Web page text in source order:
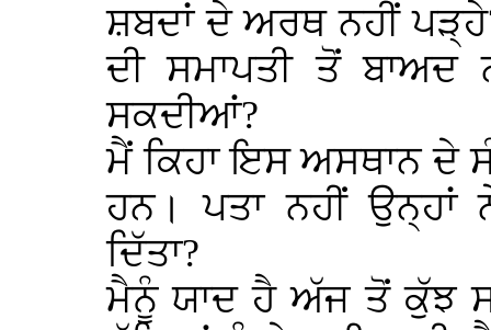
ਸ਼ਬਦਾਂ ਦੇ ਅਰਥ ਨਹੀਂ
ਦੀ ਸਮਾਪਤੀ ਤੋਂ
ਸਕਦੀਆਂ?
ਮੈਂ ਕਿਹਾ ਇਸ ਅਸਥਾਨ ਦੇ
ਹਨ। ਪਤਾ ਨਹੀਂ
ਦਿੱਤਾ?
ਮੈਨੂੰ ਯਾਦ ਹੈ ਅੱਜ ਤੋਂ ਕੁੱਝ